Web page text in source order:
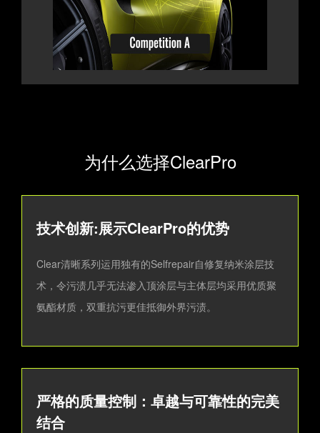
为什么选择ClearPro
技术创新:展示ClearPro的优势
Clear清晰系列运用独有的Selfrepair自修复纳米涂层技
术，令污渍几乎无法渗入顶涂层与主体层均采用优质聚
氨酯材质，双重抗污更佳抵御外界污渍。
严格的质量控制：卓越与可靠性的完美
结合